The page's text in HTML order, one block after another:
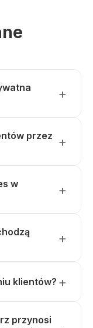
przez
w
klientów?
przynosi